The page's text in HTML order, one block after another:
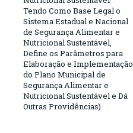
Tendo Como Base Legal o
Sistema Estadual e Nacional
de Segurança Alimentar e
Nutricional Sustentável,
Define os Parâmetros para
Elaboração e Implementação
do Plano Municipal de
Segurança Alimentar e
Nutricional Sustentável e Dá
Outras Providências)